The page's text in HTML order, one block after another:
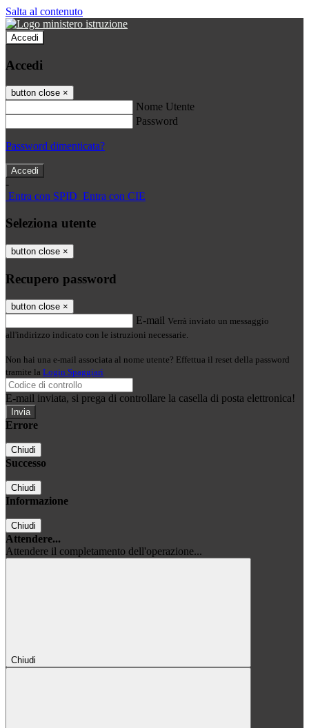
Salta al contenuto
Accedi
Accedi
button close ×
Nome Utente
Password
Password dimenticata?
-
Entra con SPID Entra con CIE
Seleziona utente
button close ×
Recupero password
button close ×
E-mail Verrà inviato un messaggio
all'indirizzo indicato con le istruzioni necessarie.
Non hai una e-mail associata al nome utente? Effettua il reset della password
tramite la Login Spaggiari
E-mail inviata, si prega di controllare la casella di posta elettronica!
Errore
Chiudi
Successo
Chiudi
Informazione
Chiudi
Attendere...
Attendere il completamento dell'operazione...
Chiudi